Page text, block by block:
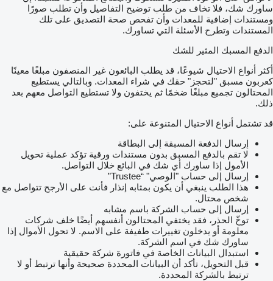
ساورك شك، فلا تخاف من طلب توضيح التفاصيل وأن تطلب صورًا
ومستندات إضافية للمعدات وأن تفحص صحة التصديق على تلك
المستندات وتطرح الأسئلة التي تساورك.
الدفع المسبك المثير للشك
أكثر أنواع الاحتيال شيوعًا، قد يطلب البائعون غير المنصفون مبلغًا معينًا
كعربون مسبق "لتحجز" حقك في شراء المعدات. وبالتالي يستطيع
المحتالون تجميع مبلغًا ضخمًا ثم يختفون ولا تستطيع التواصل معهم بعد
ذلك.
قد تشتمل أنواع الاحتيال المتنوعة على:
إرسال الدفعة المسبقة إلى البطاقة
لا تقم بالدفع المسبق بدون مستندات ورقية تؤكد عملية تحويل
الأمول إذا ساورك أي شك في البائع خلال التواصل.
إرسال إلى حساب "الوصي" “Trustee”
هذا الطلب ينبغي أن يكون بمثابه إنذار فأنت على الأرجح تتواصل مع
شخص محتال.
إرسال إلى حساب الشركة باسم مشابه
توخّ الحذر، فقد يختفي المحتالون أنفسهم أيضًا خلف شركات
معلومة أو يدخلون تغييرات طفيفة على الاسم. لا تحول الأموال إذا
ساورك شك في اسم الشركة.
استبدال البيانات الخاصة في فاتورة شركة حقيقية
قبل التحويل، تأكد أن البيانات المحددة صحيحة وأنها ترتبط أو لا
ترتبط بالشركة المحددة.